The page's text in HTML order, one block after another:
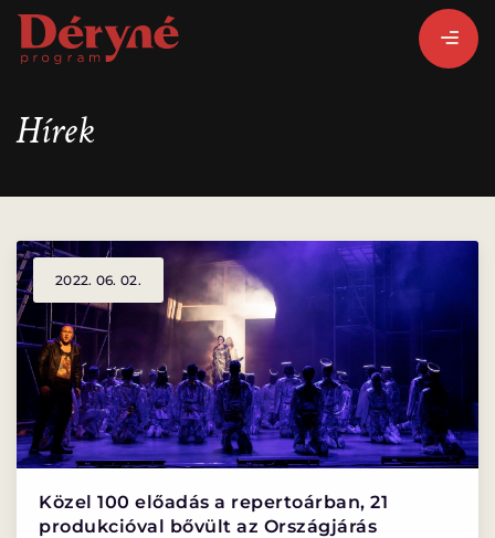
PROGRAMISMERTETŐ
ALPROGRAMOK:
Hírek
2022. 06. 02.
Közel 100 előadás a repertoárban, 21
produkcióval bővült az Országjárás